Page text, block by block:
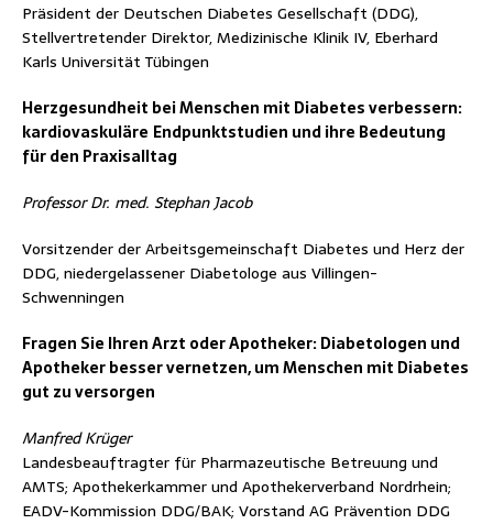
Präsident der Deutschen Diabetes Gesellschaft (DDG),
Stellvertretender Direktor, Medizinische Klinik IV, Eberhard
Karls Universität Tübingen
Herzgesundheit bei Menschen mit Diabetes verbessern:
kardiovaskuläre Endpunktstudien und ihre Bedeutung
für den Praxisalltag
Professor Dr. med. Stephan Jacob
Vorsitzender der Arbeitsgemeinschaft Diabetes und Herz der
DDG, niedergelassener Diabetologe aus Villingen-
Schwenningen
Fragen Sie Ihren Arzt oder Apotheker: Diabetologen und
Apotheker besser vernetzen, um Menschen mit Diabetes
gut zu versorgen
Manfred Krüger
Landesbeauftragter für Pharmazeutische Betreuung und
AMTS; Apothekerkammer und Apothekerverband Nordrhein;
EADV-Kommission DDG/BAK; Vorstand AG Prävention DDG